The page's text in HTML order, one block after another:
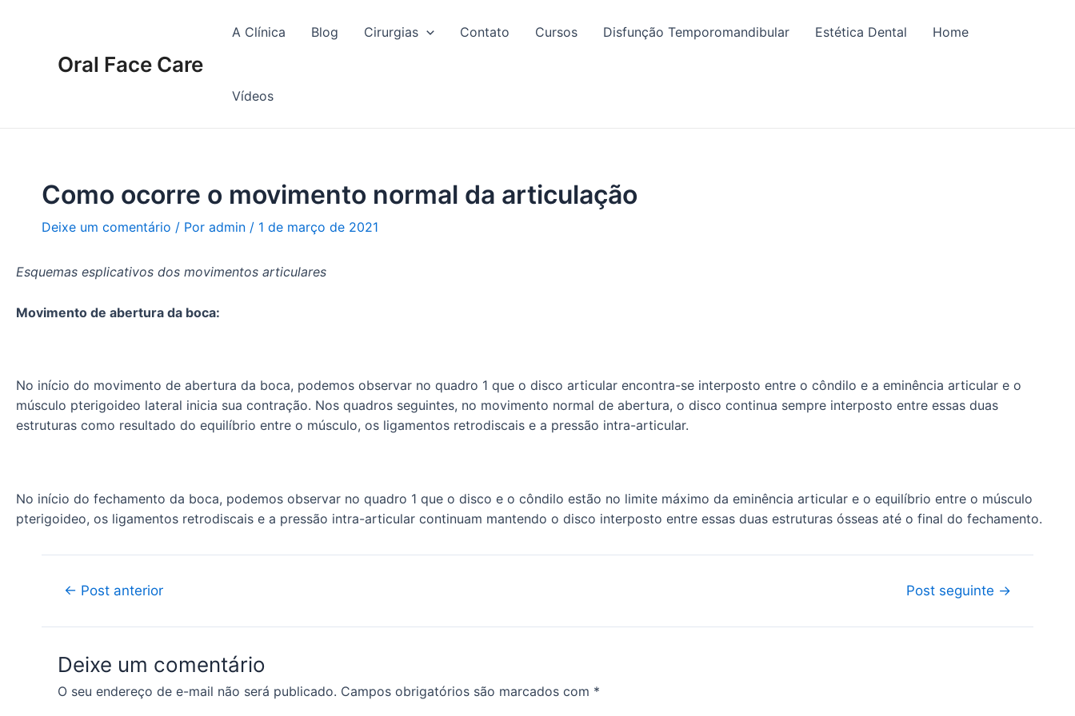
Oral Face Care
A Clínica Blog Cirurgias Contato Cursos Disfunção Temporomandibular Estética Dental Home
Vídeos
Como ocorre o movimento normal da articulação
Deixe um comentário / Por admin / 1 de março de 2021
Esquemas esplicativos dos movimentos articulares
Movimento de abertura da boca:
No início do movimento de abertura da boca, podemos observar no quadro 1 que o disco articular encontra-se interposto entre o côndilo e a eminência articular e o
músculo pterigoideo lateral inicia sua contração. Nos quadros seguintes, no movimento normal de abertura, o disco continua sempre interposto entre essas duas
estruturas como resultado do equilíbrio entre o músculo, os ligamentos retrodiscais e a pressão intra-articular.
No início do fechamento da boca, podemos observar no quadro 1 que o disco e o côndilo estão no limite máximo da eminência articular e o equilíbrio entre o músculo
pterigoideo, os ligamentos retrodiscais e a pressão intra-articular continuam mantendo o disco interposto entre essas duas estruturas ósseas até o final do fechamento.
← Post anterior Post seguinte →
Deixe um comentário
O seu endereço de e-mail não será publicado. Campos obrigatórios são marcados com *